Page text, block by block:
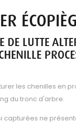
DE LUTTE
les chenilles en
du tronc d'arbre.
capturées ne